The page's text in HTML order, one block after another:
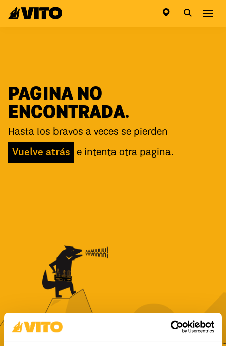
Ir a la pagina principal
PAGINA NO
ENCONTRADA.
Hasta los bravos a veces se pierden
Vuelve atrás
e intenta otra pagina.